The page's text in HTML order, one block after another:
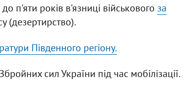
п'яти років в'язниці військового за
(дезертирство).
Південного регіону.
сил України під час мобілізації.